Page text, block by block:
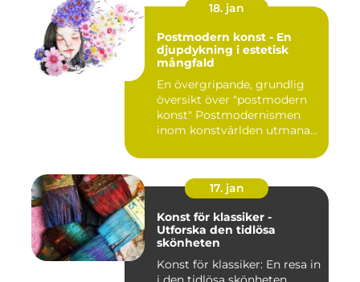
18. jan
Postmodern konst - En
djupdykning i estetisk
mångfald
En övergripande, grundlig
översikt över "postmodern
konst" Postmodernismen
inom konstvärlden utmana...
17. jan
Konst för klassiker -
Utforska den tidlösa
skönheten
Konst för klassiker: En resa in